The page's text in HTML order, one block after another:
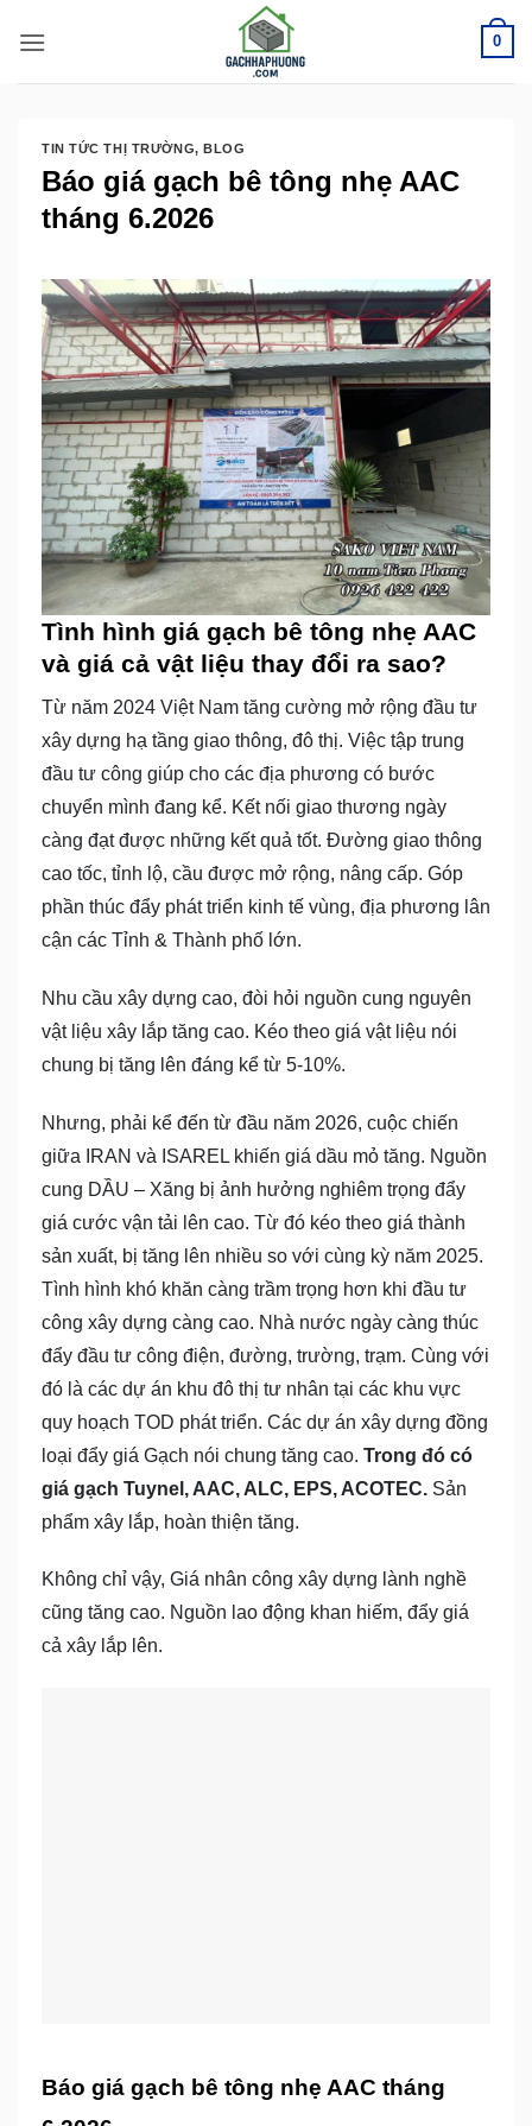
qua
nội
0
TIN TỨC THỊ TRƯỜNG,BLOG
Báo giá gạch bê tông nhẹ AAC
tháng 6.2026
Tình hình giá gạch bê tông nhẹ AAC
và giá cả vật liệu thay đổi ra sao?
Từ năm 2024 Việt Nam tăng cường mở rộng đầu tư
xây dựng hạ tầng giao thông, đô thị. Việc tập trung
đầu tư công giúp cho các địa phương có bước
chuyển mình đang kể. Kết nối giao thương ngày
càng đạt được những kết quả tốt. Đường giao thông
cao tốc, tỉnh lộ, cầu được mở rộng, nâng cấp. Góp
phần thúc đẩy phát triển kinh tế vùng, địa phương lân
cận các Tỉnh & Thành phố lớn.
Nhu cầu xây dựng cao, đòi hỏi nguồn cung nguyên
vật liệu xây lắp tăng cao. Kéo theo giá vật liệu nói
chung bị tăng lên đáng kể từ 5-10%.
Nhưng, phải kể đến từ đầu năm 2026, cuộc chiến
giữa IRAN và ISAREL khiến giá dầu mỏ tăng. Nguồn
cung DẦU – Xăng bị ảnh hưởng nghiêm trọng đẩy
giá cước vận tải lên cao. Từ đó kéo theo giá thành
sản xuất, bị tăng lên nhiều so với cùng kỳ năm 2025.
Tình hình khó khăn càng trầm trọng hơn khi đầu tư
công xây dựng càng cao. Nhà nước ngày càng thúc
đẩy đầu tư công điện, đường, trường, trạm. Cùng với
đó là các dự án khu đô thị tư nhân tại các khu vực
quy hoạch TOD phát triển. Các dự án xây dựng đồng
loại đẩy giá Gạch nói chung tăng cao. Trong đó có
giá gạch Tuynel, AAC, ALC, EPS, ACOTEC. Sản
phẩm xây lắp, hoàn thiện tăng.
Không chỉ vậy, Giá nhân công xây dựng lành nghề
cũng tăng cao. Nguồn lao động khan hiếm, đẩy giá
cả xây lắp lên.
Báo giá gạch bê tông nhẹ AAC tháng